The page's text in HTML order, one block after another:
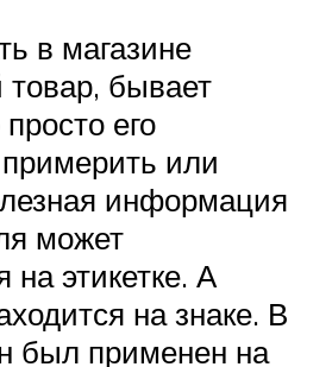
в магазине
бывает
его
или
информация
может
на этикетке. А
на знаке. В
был применен на